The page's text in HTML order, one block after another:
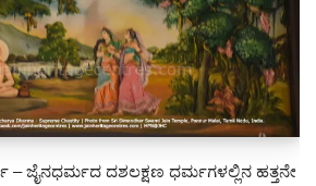
ಜೈನಧರ್ಮದ ದಶಲಕ್ಷಣ ಧರ್ಮಗಳಲ್ಲಿನ ಹತ್ತನೇ